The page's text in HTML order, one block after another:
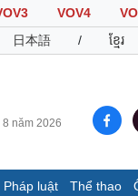
VOV4
日本語 / ខ្មែរ
năm 2026
Pháp luật Thể thao